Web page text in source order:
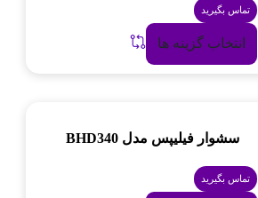
تماس بگیرید
انتخاب گزینه ها
سشوار فیلیپس مدل BHD340
تماس بگیرید